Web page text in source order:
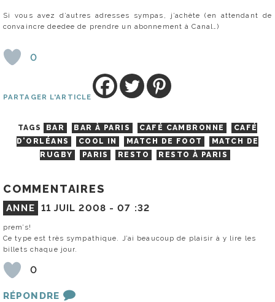
Si vous avez d’autres adresses sympas, j’achète (en attendant de
convaincre deedee de prendre un abonnement à Canal…)
0
PARTAGER L'ARTICLE
TAGS BAR BAR À PARIS CAFÉ CAMBRONNE
CAFÉ
D'ORLÉANS
COOL IN MATCH DE FOOT
MATCH DE
RUGBY
PARIS RESTO RESTO À PARIS
COMMENTAIRES
ANNE 11 JUIL 2008 -07 :32
prem’s!
Ce type est très sympathique. J’ai beaucoup de plaisir à y lire les
billets chaque jour.
0
RÉPONDRE